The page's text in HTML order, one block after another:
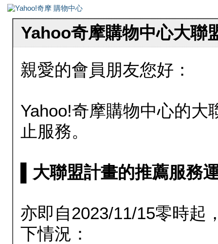
Yahoo奇摩購物中心大聯
親愛的會員朋友您好：
Yahoo!奇摩購物中心的大
止服務。
▌大聯盟計畫的推薦服務
亦即自2023/11/15零時起
下情況：